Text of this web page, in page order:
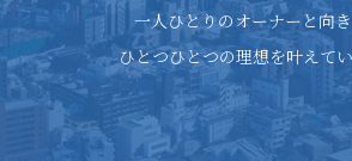
一人ひとりのオーナーと向
ひとつひとつの理想を叶えてい